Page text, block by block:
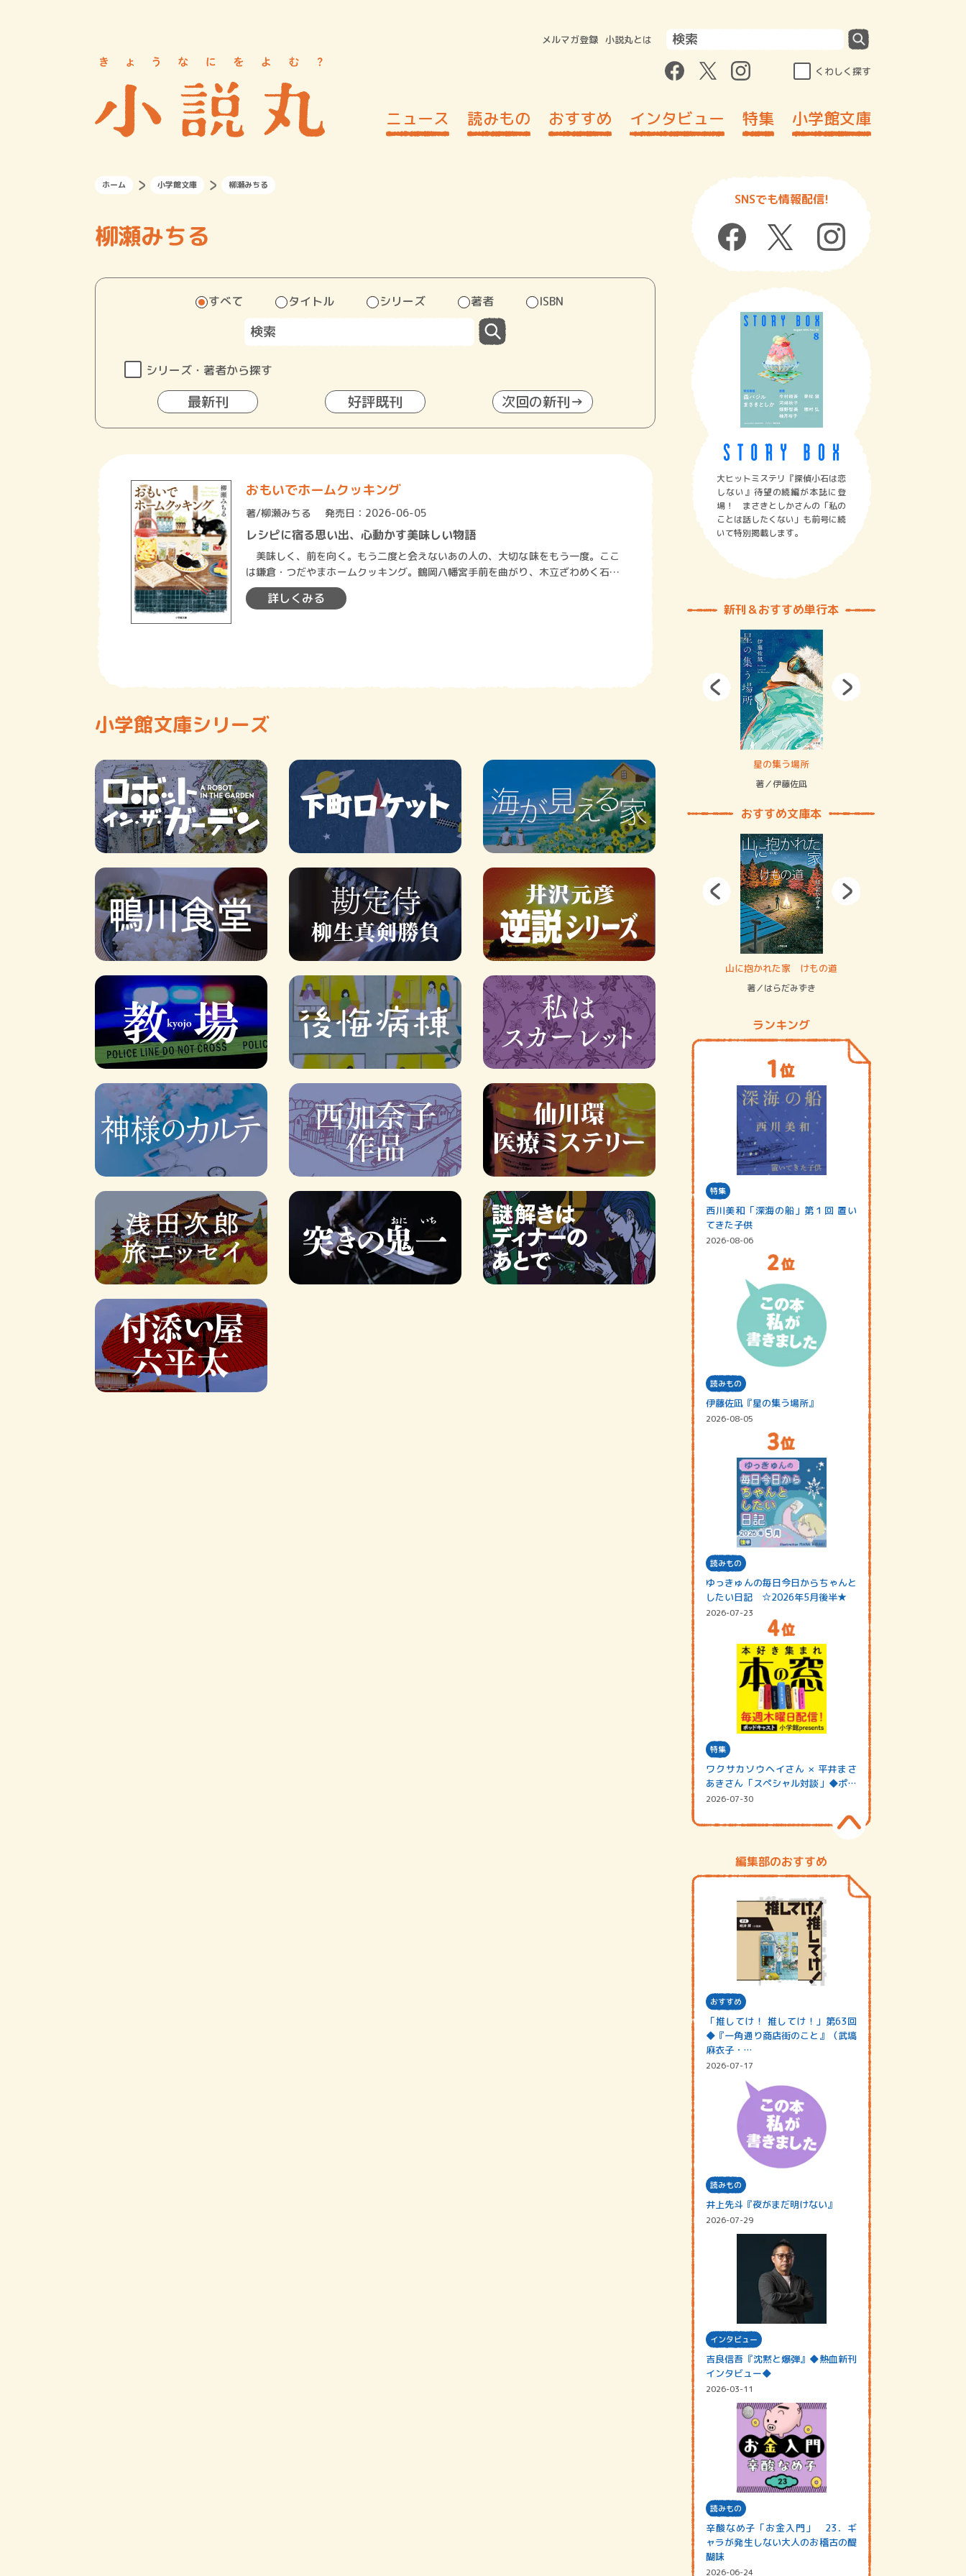
メルマガ登録 小説丸とは
くわしく探す
ニュース 読みもの おすすめ インタビュー 特集 小学館文庫
ホーム 小学館文庫 柳瀬みちる
柳瀬みちる
すべて タイトル シリーズ 著者 ISBN
シリーズ・著者から探す
最新刊 好評既刊 次回の新刊→
おもいでホームクッキング
著/柳瀬みちる 発売日：2026-06-05
レシピに宿る思い出、心動かす美味しい物語
美味しく、前を向く。もう二度と会えないあの人の、大切な味をもう一度。ここ
は鎌倉・つだやまホームクッキング。鶴岡八幡宮手前を曲がり、木立ざわめく石段
を登ると現れる古民家、「つだやまホーム…
詳しくみる
小学館文庫シリーズ
SNSでも情報配信!
大ヒットミステリ『探偵小石は恋
しない』待望の続編が本誌に登
場！ まさきとしかさんの「私の
ことは話したくない」も前号に続
いて特別掲載します。
新刊＆おすすめ単行本
賞金稼ぎスリーサム！ 二重拘束の…
著／川瀬七緒
星の集う場所
著／伊藤佐凪
おすすめ文庫本
著／デボラ・イン…
山に抱かれた家 けもの道
著／はらだみずき
ランキング
特集
西川美和「深海の船」第１回 置い
てきた子供
2026-08-06
読みもの
伊藤佐凪『星の集う場所』
2026-08-05
読みもの
ゆっきゅんの毎日今日からちゃんと
したい日記 ☆2026年5月後半★
2026-07-23
特集
ワクサカソウヘイさん × 平井まさ
あきさん「スペシャル対談」◆ポッ
ドキャスト…
2026-07-30
編集部のおすすめ
おすすめ
「推してけ！ 推してけ！」第63回
◆『一角通り商店街のこと』（武塙
麻衣子・…
2026-07-17
読みもの
井上先斗『夜がまだ明けない』
2026-07-29
インタビュー
吉良信吾『沈黙と爆弾』◆熱血新刊
インタビュー◆
2026-03-11
読みもの
辛酸なめ子「お金入門」 23．ギ
ャラが発生しない大人のお稽古の醍
醐味
2026-06-24